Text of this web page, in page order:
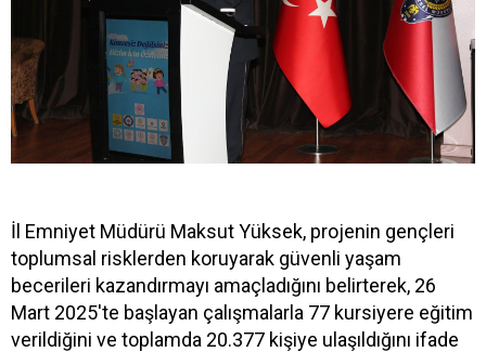
İl Emniyet Müdürü Maksut Yüksek, projenin gençleri
toplumsal risklerden koruyarak güvenli yaşam
becerileri kazandırmayı amaçladığını belirterek, 26
Mart 2025'te başlayan çalışmalarla 77 kursiyere eğitim
verildiğini ve toplamda 20.377 kişiye ulaşıldığını ifade